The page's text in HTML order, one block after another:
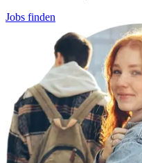
Jobs finden